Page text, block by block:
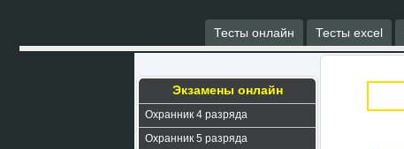
Тесты онлайн Тесты excel
Экзамены онлайн
Охранник 4 разряда
Охранник 5 разряда